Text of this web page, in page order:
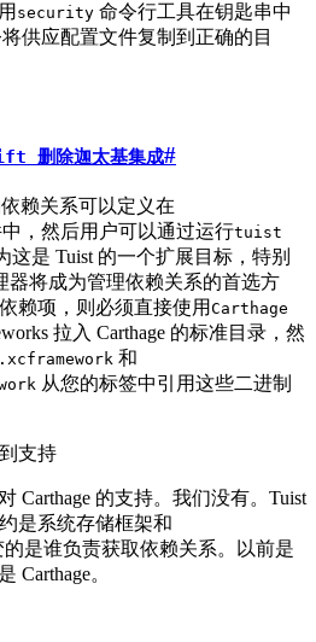
security 命令行工具在钥匙串中
供应配置文件复制到正确的目
删除迦太基集成#
赖关系可以定义在
，然后用户可以通过运行tuist
这是 Tuist 的一个扩展目标，特别
器将成为管理依赖关系的首选方
赖项，则必须直接使用 Carthage
拉入 Carthage 的标准目录，然
和
从您的标签中引用这些二进制
支持
Carthage 的支持。我们没有。Tuist
是系统存储框架和
的是谁负责获取依赖关系。以前是
Carthage。